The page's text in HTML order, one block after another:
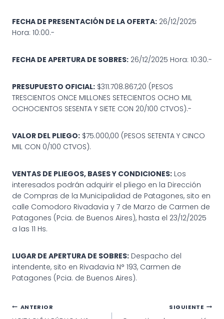
FECHA DE PRESENTACIÓN DE LA OFERTA: 26/12/2025
Hora: 10:00.-
FECHA DE APERTURA DE SOBRES: 26/12/2025 Hora: 10:30.-
PRESUPUESTO OFICIAL: $311.708.867,20 (PESOS
TRESCIENTOS ONCE MILLONES SETECIENTOS OCHO MIL
OCHOCIENTOS SESENTA Y SIETE CON 20/100 CTVOS).-
VALOR DEL PLIEGO: $75.000,00 (PESOS SETENTA Y CINCO
MIL CON 0/100 CTVOS).
VENTAS DE PLIEGOS, BASES Y CONDICIONES: Los
interesados podrán adquirir el pliego en la Dirección
de Compras de la Municipalidad de Patagones, sito en
calle Comodoro Rivadavia y 7 de Marzo de Carmen de
Patagones (Pcia. de Buenos Aires), hasta el 23/12/2025
a las 11 Hs.
LUGAR DE APERTURA DE SOBRES: Despacho del
intendente, sito en Rivadavia N° 193, Carmen de
Patagones (Pcia. de Buenos Aires).
Navegación
ANTERIOR SIGUIENTE